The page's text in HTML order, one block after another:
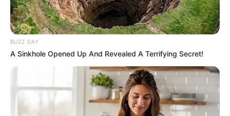
BUZZ DAY
A Sinkhole Opened Up And Revealed A Terrifying Secret!